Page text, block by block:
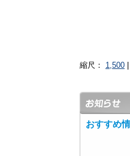
縮尺： 1,500
おすすめ